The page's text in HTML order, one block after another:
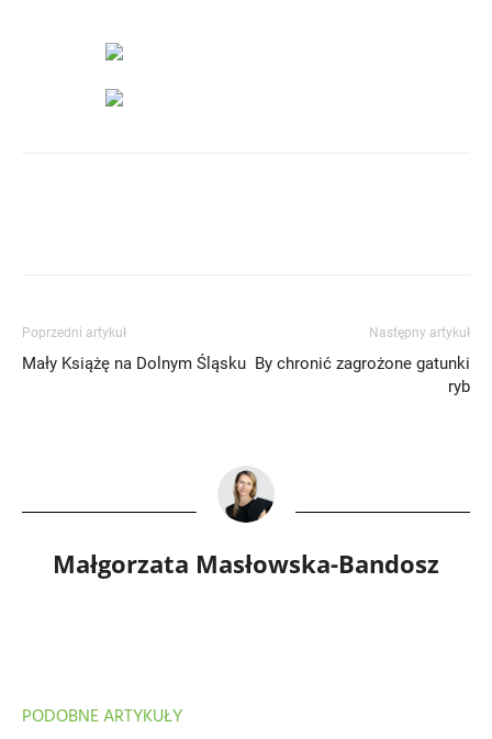
Poprzedni artykuł
Mały Książę na Dolnym Śląsku
Następny artykuł
By chronić zagrożone gatunki
ryb
Małgorzata Masłowska-Bandosz
PODOBNE ARTYKUŁY